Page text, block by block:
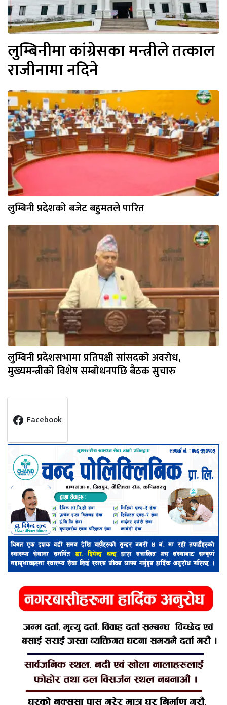
लुम्बिनीमा कांग्रेसका मन्त्रीले तत्काल
राजीनामा नदिने
लुम्बिनी प्रदेशको बजेट बहुमतले पारित
लुम्बिनी प्रदेशसभामा प्रतिपक्षी सांसदको अवरोध,
मुख्यमन्त्रीको विशेष सम्बोधनपछि बैठक सुचारु
Facebook